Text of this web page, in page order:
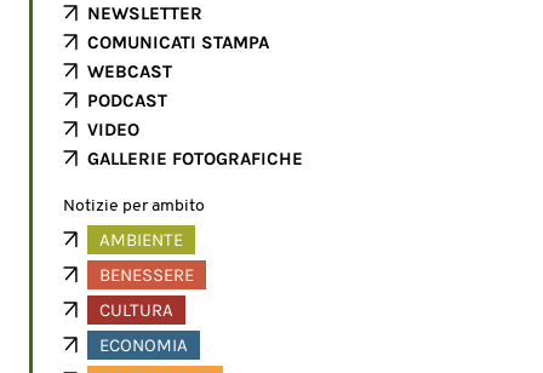
NEWSLETTER
COMUNICATI STAMPA
WEBCAST
PODCAST
VIDEO
GALLERIE FOTOGRAFICHE
Notizie per ambito
AMBIENTE
BENESSERE
CULTURA
ECONOMIA